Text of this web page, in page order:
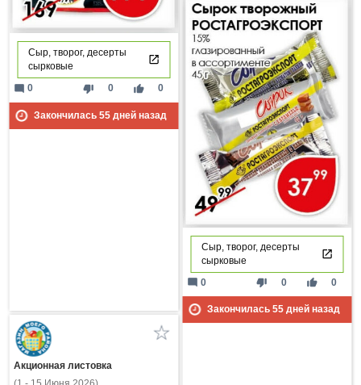
Сыр, творог, десерты
сырковые
thumb_down 0 thumb_up 0
mode_comment 0
Закончилась 55дней назад
Сыр, творог, десерты
сырковые
thumb_down 0 thumb_up 0
mode_comment 0
Закончилась 55дней назад
Акционная листовка